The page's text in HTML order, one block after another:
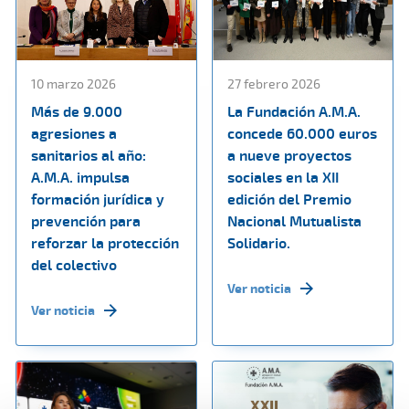
10 marzo 2026
Más de 9.000
agresiones a
sanitarios al año:
A.M.A. impulsa
formación jurídica y
prevención para
reforzar la protección
del colectivo
Ver noticia
27 febrero 2026
La Fundación A.M.A.
concede 60.000 euros
a nueve proyectos
sociales en la XII
edición del Premio
Nacional Mutualista
Solidario.
Ver noticia